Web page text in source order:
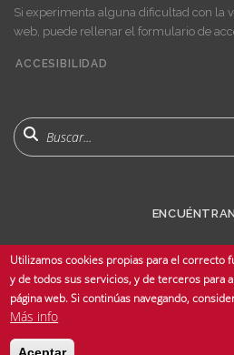
Si experimenta alguna dificultad con la
web, puede rellenar el formulario de
menu
ACCESIBILIDAD
Buscar
© Copyright 2025 Universidad de Sevilla - Todos
Utilizamos cookies propias para el correcto
y de todos sus servicios, y de terceros para
página web. Si continúas navegando,
Más info